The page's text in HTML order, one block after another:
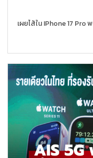
เผยไส้ใน IPhone 17 Pro